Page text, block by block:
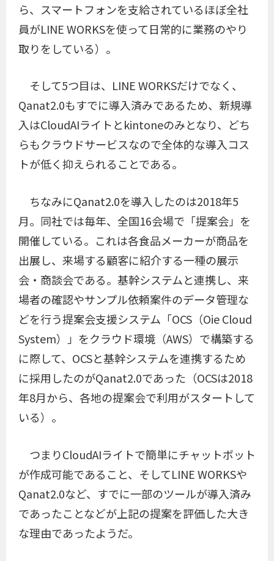
ら、スマートフォンを支給されているほぼ全社
員がLINE WORKSを使って日常的に業務のやり
取りをしている）。
そして5つ目は、LINE WORKSだけでなく、
Qanat2.0もすでに導入済みであるため、新規導
入はCloudAIライトとkintoneのみとなり、どち
らもクラウドサービスなので全体的な導入コス
トが低く抑えられることである。
ちなみにQanat2.0を導入したのは2018年5
月。同社では毎年、全国16会場で「提案会」を
開催している。これは各食品メーカーが商品を
出展し、来場する顧客に紹介する一種の展示
会・商談会である。基幹システムと連携し、来
場者の確認やサンプル依頼案件のデータ管理な
どを行う提案会支援システム「OCS（Oie Cloud
System）」をクラウド環境（AWS）で構築する
に際して、OCSと基幹システムを連携するため
に採用したのがQanat2.0であった（OCSは2018
年8月から、各地の提案会で利用がスタートして
いる）。
つまりCloudAIライトで簡単にチャットボット
が作成可能であること、そしてLINE WORKSや
Qanat2.0など、すでに一部のツールが導入済み
であったことなどが上記の提案を評価した大き
な理由であったようだ。